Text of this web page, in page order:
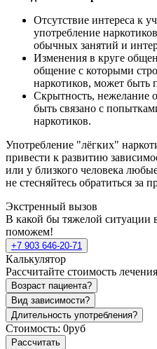
Отсутствие интереса к
употребление
обычных занятий и
Изменения в круге
общение с которыми
наркотиков, может быть
Скрытность, нежелание
быть связано с
наркотиков.
Употребление "лёгких"
привести к развитию
или у близкого человека
не стесняйтесь обратиться
Экстренный вызов
В какой бы тяжелой ситуации
поможем!
+7 903 646-20-71
Калькулятор
Рассчитайте стоимость лечения
Возраст пациента?
Вид зависимости?
Длительность употребления?
Стоимость: 0руб
Рассчитать